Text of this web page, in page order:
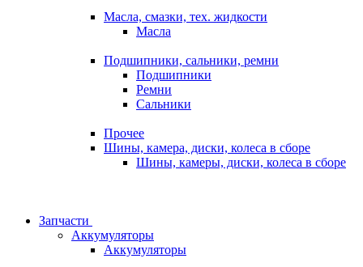
Масла, смазки, тех. жидкости
Масла
Подшипники, сальники, ремни
Подшипники
Ремни
Сальники
Прочее
Шины, камера, диски, колеса в сборе
Шины, камеры, диски, колеса в сборе
Запчасти
Аккумуляторы
Аккумуляторы